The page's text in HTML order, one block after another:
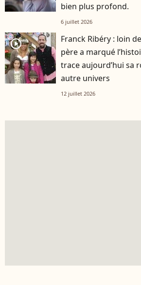
bien plus profond.
6 juillet 2026
player2
Franck Ribéry : loin
père a marqué
trace aujourd’hui sa
autre univers
12 juillet 2026